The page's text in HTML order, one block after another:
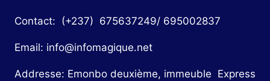
Contact: (+237) 675637249/ 695002837
Email: info@infomagique.net
Addresse: Emonbo deuxième, immeuble Express